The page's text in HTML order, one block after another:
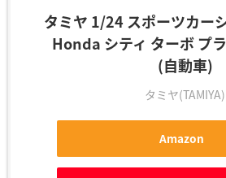
タミヤ 1/24 スポーツカー
Honda シティ ターボ プ
(自動車)
タミヤ(TAMIYA)
Amazon